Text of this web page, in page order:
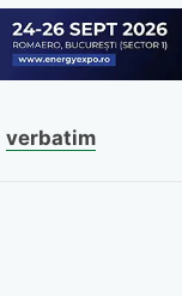
verbatim